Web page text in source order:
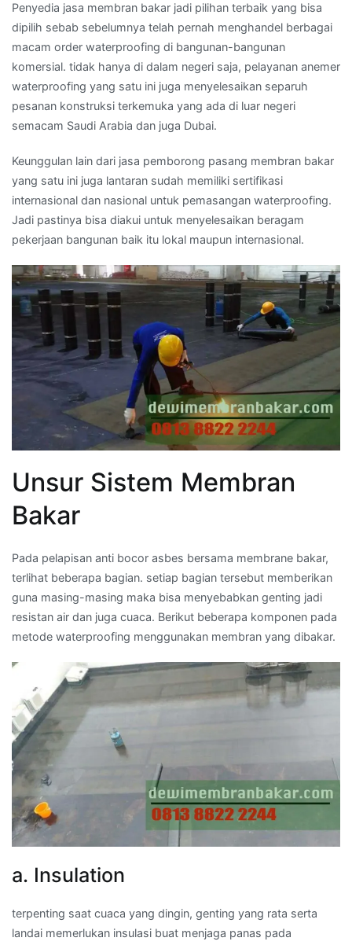
Penyedia jasa membran bakar jadi pilihan terbaik yang bisa
dipilih sebab sebelumnya telah pernah menghandel berbagai
macam order waterproofing di bangunan-bangunan
komersial. tidak hanya di dalam negeri saja, pelayanan anemer
waterproofing yang satu ini juga menyelesaikan separuh
pesanan konstruksi terkemuka yang ada di luar negeri
semacam Saudi Arabia dan juga Dubai.
Keunggulan lain dari jasa pemborong pasang membran bakar
yang satu ini juga lantaran sudah memiliki sertifikasi
internasional dan nasional untuk pemasangan waterproofing.
Jadi pastinya bisa diakui untuk menyelesaikan beragam
pekerjaan bangunan baik itu lokal maupun internasional.
Unsur Sistem Membran
Bakar
Pada pelapisan anti bocor asbes bersama membrane bakar,
terlihat beberapa bagian. setiap bagian tersebut memberikan
guna masing-masing maka bisa menyebabkan genting jadi
resistan air dan juga cuaca. Berikut beberapa komponen pada
metode waterproofing menggunakan membran yang dibakar.
a. Insulation
terpenting saat cuaca yang dingin, genting yang rata serta
landai memerlukan insulasi buat menjaga panas pada